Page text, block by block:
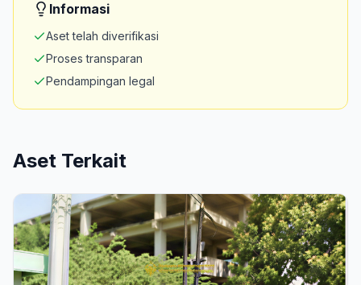
Informasi
Aset telah diverifikasi
Proses transparan
Pendampingan legal
Aset Terkait